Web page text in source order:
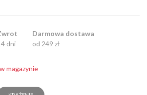
dni
Darmowa dostawa
od 249 zł
magazynie